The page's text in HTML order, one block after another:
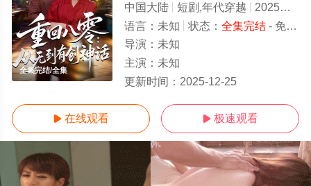
全集完结/全集
中国大陆 短剧,年代穿越 2025
1.0
语言： 未知 状态： 全集完结- 免费在线观看
导演： 未知
主演： 未知
更新时间： 2025-12-25
 在线观看  极速观看